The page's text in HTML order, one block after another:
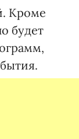
Кроме
будет